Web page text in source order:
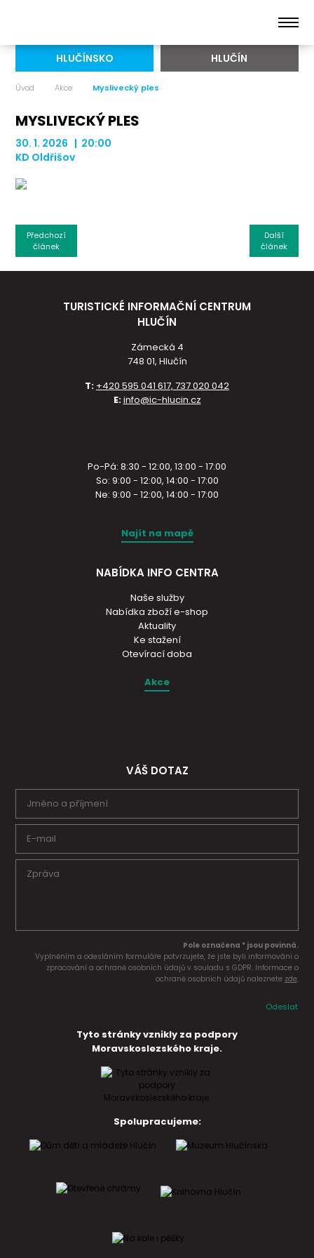
HLUČÍNSKO HLUČÍN
Úvod Akce Myslivecký ples
MYSLIVECKÝ PLES
30. 1. 2026 | 20:00
KD Oldřišov
Další
článek
Předchozí
článek
TURISTICKÉ INFORMAČNÍ CENTRUM
HLUČÍN
Zámecká 4
748 01, Hlučín
T: +420 595 041 617, 737 020 042
E:info@ic-hlucin.cz
Po-Pá: 8:30 - 12:00, 13:00 - 17:00
So: 9:00 - 12:00, 14:00 - 17:00
Ne: 9:00 - 12:00, 14:00 - 17:00
Najít na mapě
NABÍDKA INFO CENTRA
Naše služby
Nabídka zboží e-shop
Aktuality
Ke stažení
Otevírací doba
Akce
VÁŠ DOTAZ
Pole označena * jsou povinná.
Vyplněním a odesláním formuláře potvrzujete, že jste byli informováni o
zpracování a ochraně osobních údajů v souladu s GDPR. Informace o
ochraně osobních údajů naleznete zde.
Odeslat
Tyto stránky vznikly za podpory
Moravskoslezského kraje.
Spolupracujeme: